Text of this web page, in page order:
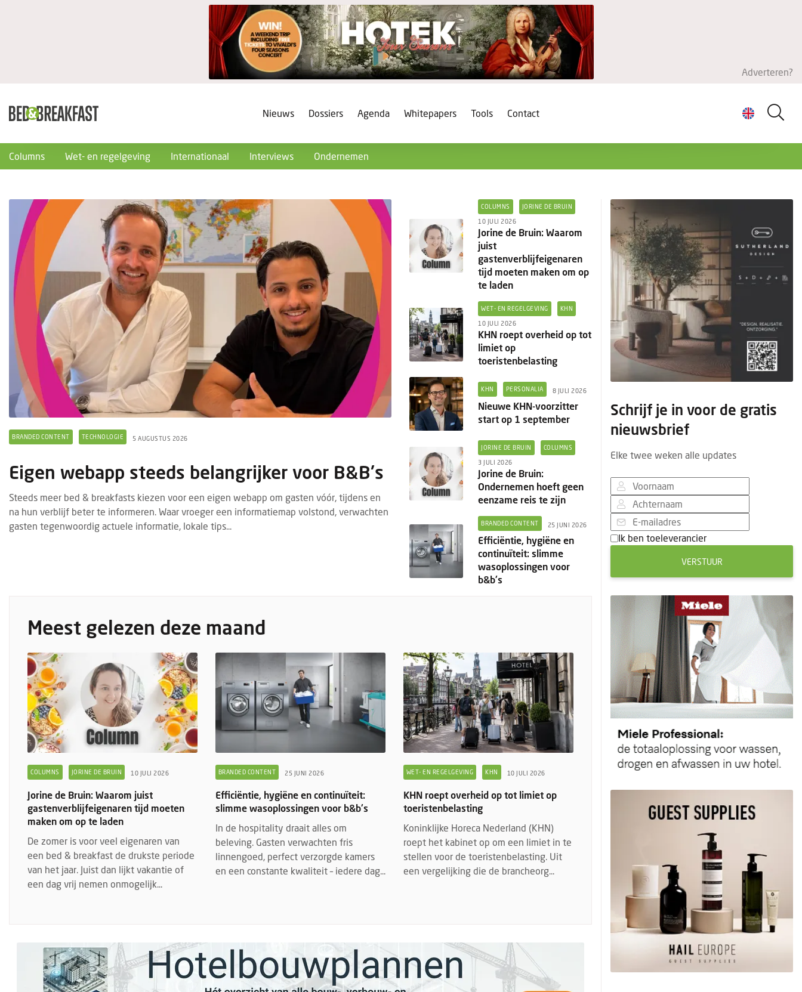
Adverteren?
Nieuws Dossiers Agenda Whitepapers Tools Contact
Columns Wet- en regelgeving Internationaal Interviews Ondernemen
BRANDED CONTENT TECHNOLOGIE 5 AUGUSTUS 2026
Eigen webapp steeds belangrijker voor B&B's
Steeds meer bed & breakfasts kiezen voor een eigen webapp om gasten vóór, tijdens en
na hun verblijf beter te informeren. Waar vroeger een informatiemap volstond, verwachten
gasten tegenwoordig actuele informatie, lokale tips...
COLUMNS JORINE DE BRUIN
10 JULI 2026
Jorine de Bruin: Waarom
juist
gastenverblijfeigenaren
tijd moeten maken om op
te laden
WET- EN REGELGEVING KHN
10 JULI 2026
KHN roept overheid op tot
limiet op
toeristenbelasting
KHN PERSONALIA 8 JULI 2026
Nieuwe KHN-voorzitter
start op 1 september
JORINE DE BRUIN COLUMNS
3 JULI 2026
Jorine de Bruin:
Ondernemen hoeft geen
eenzame reis te zijn
BRANDED CONTENT 25 JUNI 2026
Efficiëntie, hygiëne en
continuïteit: slimme
wasoplossingen voor
b&b's
Meest gelezen deze maand
COLUMNS JORINE DE BRUIN 10 JULI 2026
Jorine de Bruin: Waarom juist
gastenverblijfeigenaren tijd moeten
maken om op te laden
De zomer is voor veel eigenaren van
een bed & breakfast de drukste periode
van het jaar. Juist dan lijkt vakantie of
een dag vrij nemen onmogelijk...
BRANDED CONTENT 25 JUNI 2026
Efficiëntie, hygiëne en continuïteit:
slimme wasoplossingen voor b&b's
In de hospitality draait alles om
beleving. Gasten verwachten fris
linnengoed, perfect verzorgde kamers
en een constante kwaliteit – iedere dag...
WET- EN REGELGEVING KHN 10 JULI 2026
KHN roept overheid op tot limiet op
toeristenbelasting
Koninklijke Horeca Nederland (KHN)
roept het kabinet op om een limiet in te
stellen voor de toeristenbelasting. Uit
een vergelijking die de brancheorg...
Schrijf je in voor de gratis
nieuwsbrief
Elke twee weken alle updates
Ik ben toeleverancier
VERSTUUR